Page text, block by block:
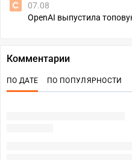
07.08
OpenAI выпустила
Комментарии
ПО ДАТЕ ПО ПОПУЛЯРНОСТИ